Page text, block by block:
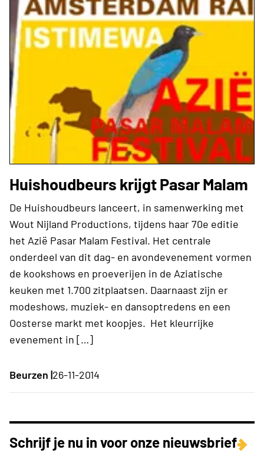
Huishoudbeurs krijgt Pasar Malam
De Huishoudbeurs lanceert, in samenwerking met
Wout Nijland Productions, tijdens haar 70e editie
het Azië Pasar Malam Festival. Het centrale
onderdeel van dit dag- en avondevenement vormen
de kookshows en proeverijen in de Aziatische
keuken met 1.700 zitplaatsen. Daarnaast zijn er
modeshows, muziek- en dansoptredens en een
Oosterse markt met koopjes. Het kleurrijke
evenement in […]
Beurzen |26-11-2014
Schrijf je nu in voor onze nieuwsbrief